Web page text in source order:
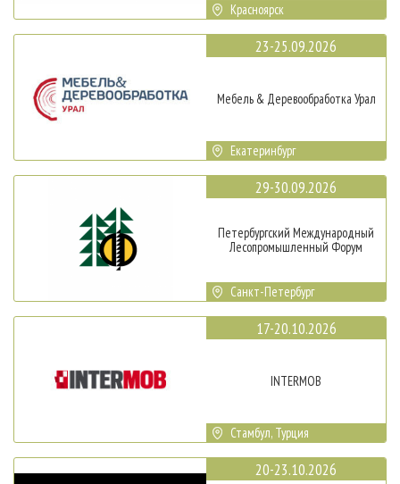
Красноярск
23-25.09.2026
Мебель & Деревообработка Урал
Екатеринбург
29-30.09.2026
Петербургский Международный
Лесопромышленный Форум
Санкт-Петербург
17-20.10.2026
INTERMOB
Стамбул, Турция
20-23.10.2026